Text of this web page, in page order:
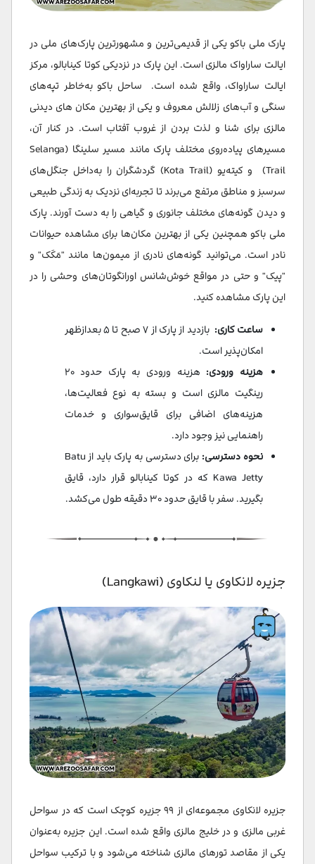
پارک ملی باکو یکی از قدیمی‌ترین و مشهورترین پارک‌های ملی در
ایالت ساراواک مالزی است. این پارک در نزدیکی کوتا کینابالو، مرکز
ایالت ساراواک، واقع شده است. ساحل باکو به‌خاطر تپه‌های
سنگی و آب‌های زلالش معروف و یکی از بهترین مکان های دیدنی
مالزی برای شنا و لذت بردن از غروب آفتاب است. در کنار آن،
مسیرهای پیاده‌روی مختلف پارک مانند مسیر سلینگا (Selanga
Trail) و کیته‌یو (Kota Trail) گردشگران را به‌داخل جنگل‌های
سرسبز و مناطق مرتفع می‌برند تا تجربه‌ای نزدیک به زندگی طبیعی
و دیدن گونه‌های مختلف جانوری و گیاهی را به دست آورند. پارک
ملی باکو همچنین یکی از بهترین مکان‌ها برای مشاهده حیوانات
نادر است. می‌توانید گونه‌های نادری از میمون‌ها مانند "مَکَک" و
"پیک" و حتی در مواقع خوش‌شانس اورانگوتان‌های وحشی را در
این پارک مشاهده کنید.
ساعت کاری:
بازدید از پارک از ۷ صبح تا ۵ بعدازظهر
امکان‌پذیر است.
هزینه ورودی:
هزینه ورودی به پارک حدود ۲۰
رینگیت مالزی است و بسته به نوع فعالیت‌ها،
هزینه‌های اضافی برای قایق‌سواری و خدمات
راهنمایی نیز وجود دارد.
نحوه دسترسی:
برای دسترسی به پارک باید از Batu
Kawa Jetty که در کوتا کینابالو قرار دارد، قایق
بگیرید. سفر با قایق حدود ۳۰ دقیقه طول می‌کشد.
جزیره لانکاوی یا لنکاوی (Langkawi)
جزیره لانکاوی مجموعه‌ای از ۹۹ جزیره کوچک است که در سواحل
غربی مالزی و در خلیج مالزی واقع شده است. این جزیره به‌عنوان
یکی از مقاصد تورهای مالزی شناخته می‌شود و با ترکیب سواحل